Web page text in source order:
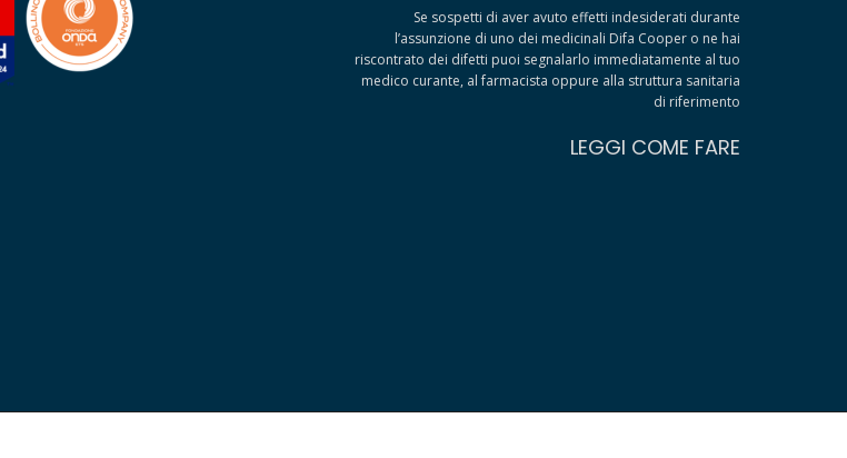
Se sospetti di aver avuto effetti indesiderati durante
l’assunzione di uno dei medicinali Difa Cooper o ne hai
riscontrato dei difetti puoi segnalarlo immediatamente al tuo
medico curante, al farmacista oppure alla struttura sanitaria
di riferimento
LEGGI COME FARE